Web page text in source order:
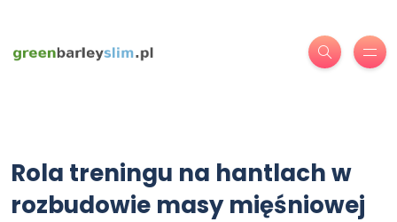
Rola treningu na hantlach w
rozbudowie masy mięśniowej